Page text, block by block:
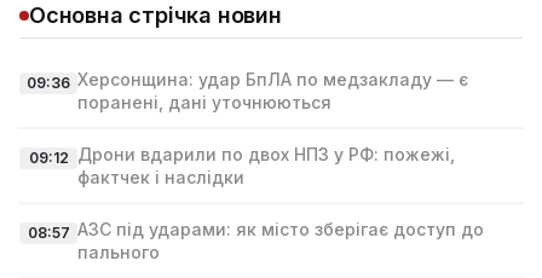
Основна стрічка новин
09:36 Херсонщина: удар БпЛА по медзакладу — є
поранені, дані уточнюються
09:12 Дрони вдарили по двох НПЗ у РФ: пожежі,
фактчек і наслідки
08:57 АЗС під ударами: як місто зберігає доступ до
пального